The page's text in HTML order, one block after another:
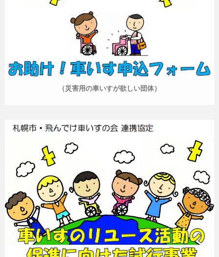
（災害用の車いすが欲しい団体）